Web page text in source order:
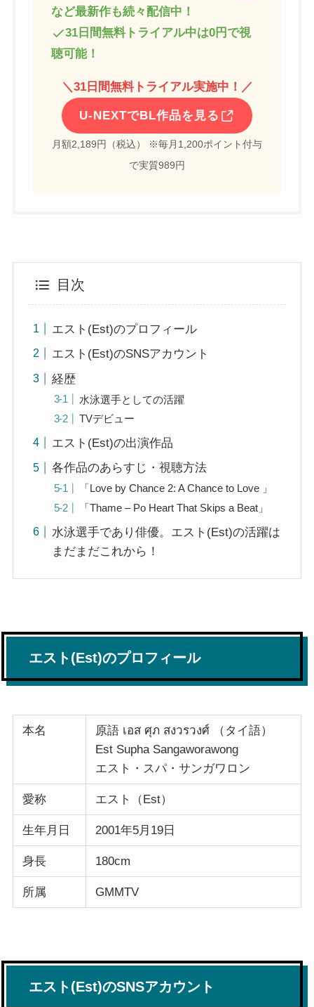
など最新作も続々配信中！
31日間無料トライアル中は0円で視
聴可能！
＼31日間無料トライアル実施中！ ／
U-NEXTでBL作品を見る
月額2,189円（税込） ※毎月1,200ポイント付与
で実質989円
目次
エスト(Est)のプロフィール
エスト(Est)のSNSアカウント
経歴
水泳選手としての活躍
TVデビュー
エスト(Est)の出演作品
各作品のあらすじ・視聴方法
「Love by Chance 2: A Chance to Love 」
「Thame – Po Heart That Skips a Beat」
水泳選手であり俳優。エスト(Est)の活躍は
まだまだこれから！
エスト(Est)のプロフィール
本名
原語 เอส ศุภ สงวรวงศ์ （タイ語）
Est Supha Sangaworawong
エスト・スパ・サンガワロン
愛称 エスト（Est）
生年月日 2001年5月19日
身長 180cm
所属 GMMTV
エスト(Est)のSNSアカウント